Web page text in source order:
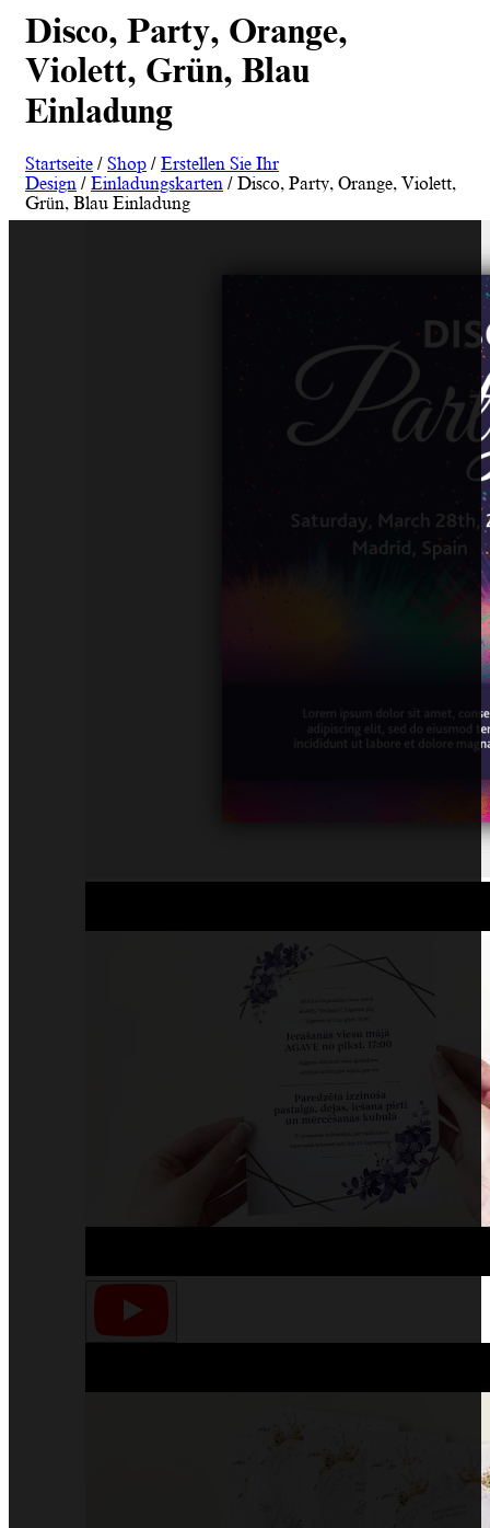
Disco, Party, Orange,
Violett, Grün, Blau
Einladung
Startseite / Shop / Erstellen Sie Ihr
Design / Einladungskarten / Disco, Party, Orange, Violett,
Grün, Blau Einladung